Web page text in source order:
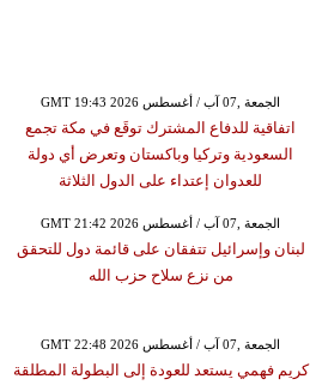
GMT 19:43 2026 الجمعة ,07 آب / أغسطس
اتفاقية للدفاع المشترك توقَع في مكة تجمع
السعودية وتركيا وباكستان وتعرض أي دولة
للعدوان إعتداء على الدول الثلاثة
GMT 21:42 2026 الجمعة ,07 آب / أغسطس
لبنان وإسرائيل تتفقان على قائمة دول للتحقق
من نزع سلاح حزب الله
GMT 22:48 2026 الجمعة ,07 آب / أغسطس
كريم فهمي يستعد للعودة إلى البطولة المطلقة